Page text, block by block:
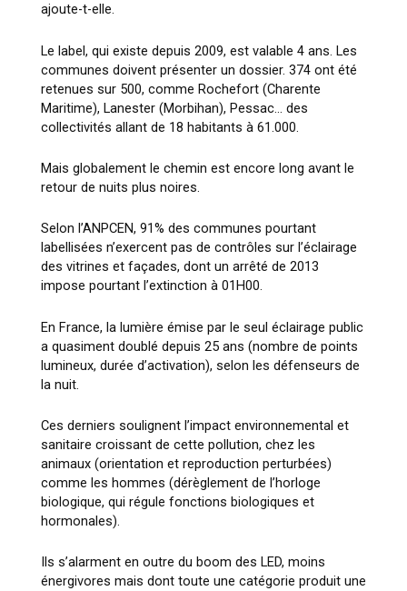
ajoute-t-elle.
Le label, qui existe depuis 2009, est valable 4 ans. Les
communes doivent présenter un dossier. 374 ont été
retenues sur 500, comme Rochefort (Charente
Maritime), Lanester (Morbihan), Pessac… des
collectivités allant de 18 habitants à 61.000.
Mais globalement le chemin est encore long avant le
retour de nuits plus noires.
Selon l’ANPCEN, 91% des communes pourtant
labellisées n’exercent pas de contrôles sur l’éclairage
des vitrines et façades, dont un arrêté de 2013
impose pourtant l’extinction à 01H00.
En France, la lumière émise par le seul éclairage public
a quasiment doublé depuis 25 ans (nombre de points
lumineux, durée d’activation), selon les défenseurs de
la nuit.
Ces derniers soulignent l’impact environnemental et
sanitaire croissant de cette pollution, chez les
animaux (orientation et reproduction perturbées)
comme les hommes (dérèglement de l’horloge
biologique, qui régule fonctions biologiques et
hormonales).
Ils s’alarment en outre du boom des LED, moins
énergivores mais dont toute une catégorie produit une